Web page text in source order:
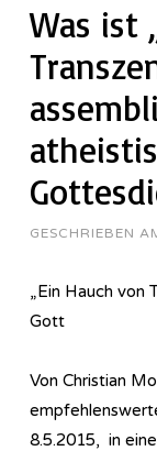
Was ist
GESCHRIEBEN
„Ein Hauch von
Gott
Von Christian
8.5.2015, in